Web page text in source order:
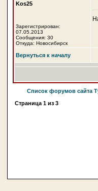
Kos25
Зарегистрирован:
07.05.2013
Сообщения: 30
Откуда: Новосибирск
Вернуться к началу
Список форумов сайта
Страница 1из 3